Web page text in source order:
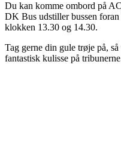
Du kan komme ombord på
DK Bus udstiller bussen
klokken 13.30 og 14.30.
Tag gerne din gule trøje på,
fantastisk kulisse på